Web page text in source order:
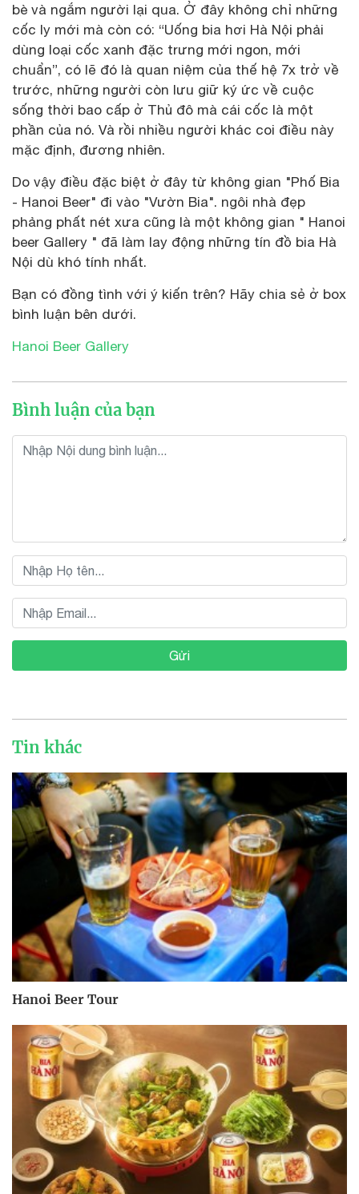
bè và ngắm người lại qua. Ở đây không chỉ những
cốc ly mới mà còn có: “Uống bia hơi Hà Nội phải
dùng loại cốc xanh đặc trưng mới ngon, mới
chuẩn”, có lẽ đó là quan niệm của thế hệ 7x trở về
trước, những người còn lưu giữ ký ức về cuộc
sống thời bao cấp ở Thủ đô mà cái cốc là một
phần của nó. Và rồi nhiều người khác coi điều này
mặc định, đương nhiên.
Do vậy điều đặc biệt ở đây từ không gian "Phố Bia
- Hanoi Beer" đi vào "Vườn Bia". ngôi nhà đẹp
phảng phất nét xưa cũng là một không gian " Hanoi
beer Gallery " đã làm lay động những tín đồ bia Hà
Nội dù khó tính nhất.
Bạn có đồng tình với ý kiến trên? Hãy chia sẻ ở box
bình luận bên dưới.
Hanoi Beer Gallery
Bình luận của bạn
Gửi
Tin khác
Hanoi Beer Tour